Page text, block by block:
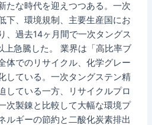
たな時代を迎えつつある。一次
下、環境規制、主要生産国にお
、過去14ヶ月間で一次タングス
上急騰した。 業界は「高比率ブ
体でのリサイクル、化学グレー
している。一次タングステン精
している一方、リサイクルプロ
次製錬と比較して大幅な環境プ
ルギーの節約と二酸化炭素排出